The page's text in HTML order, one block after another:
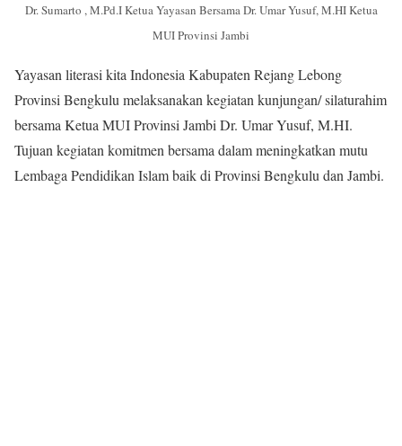
Dr. Sumarto , M.Pd.I Ketua Yayasan Bersama Dr. Umar Yusuf, M.HI Ketua
MUI Provinsi Jambi
Yayasan literasi kita Indonesia Kabupaten Rejang Lebong
Provinsi Bengkulu melaksanakan kegiatan kunjungan/ silaturahim
bersama Ketua MUI Provinsi Jambi Dr. Umar Yusuf, M.HI.
Tujuan kegiatan komitmen bersama dalam meningkatkan mutu
Lembaga Pendidikan Islam baik di Provinsi Bengkulu dan Jambi.